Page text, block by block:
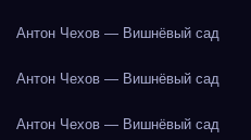
Антон Чехов — Вишнёвый сад
Антон Чехов — Вишнёвый сад
Антон Чехов — Вишнёвый сад